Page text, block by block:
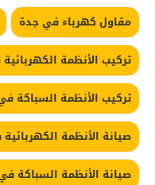
مقاول كهرباء في جدة
تركيب الأنظمة
تركيب الأنظمة السباكة
صيانة الأنظمة
صيانة الأنظمة السباكة